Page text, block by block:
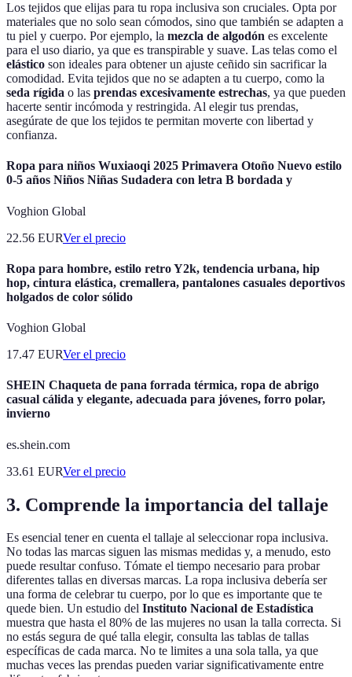
Los tejidos que elijas para tu ropa inclusiva son cruciales. Opta por
materiales que no solo sean cómodos, sino que también se adapten a
tu piel y cuerpo. Por ejemplo, la mezcla de algodón es excelente
para el uso diario, ya que es transpirable y suave. Las telas como el
elástico son ideales para obtener un ajuste ceñido sin sacrificar la
comodidad. Evita tejidos que no se adapten a tu cuerpo, como la
seda rígida o las prendas excesivamente estrechas, ya que pueden
hacerte sentir incómoda y restringida. Al elegir tus prendas,
asegúrate de que los tejidos te permitan moverte con libertad y
confianza.
Ropa para niños Wuxiaoqi 2025 Primavera Otoño Nuevo estilo
0-5 años Niños Niñas Sudadera con letra B bordada y
Voghion Global
22.56 EURVer el precio
Ropa para hombre, estilo retro Y2k, tendencia urbana, hip
hop, cintura elástica, cremallera, pantalones casuales deportivos
holgados de color sólido
Voghion Global
17.47 EURVer el precio
SHEIN Chaqueta de pana forrada térmica, ropa de abrigo
casual cálida y elegante, adecuada para jóvenes, forro polar,
invierno
es.shein.com
33.61 EURVer el precio
3. Comprende la importancia del tallaje
Es esencial tener en cuenta el tallaje al seleccionar ropa inclusiva.
No todas las marcas siguen las mismas medidas y, a menudo, esto
puede resultar confuso. Tómate el tiempo necesario para probar
diferentes tallas en diversas marcas. La ropa inclusiva debería ser
una forma de celebrar tu cuerpo, por lo que es importante que te
quede bien. Un estudio del Instituto Nacional de Estadística
muestra que hasta el 80% de las mujeres no usan la talla correcta. Si
no estás segura de qué talla elegir, consulta las tablas de tallas
específicas de cada marca. No te limites a una sola talla, ya que
muchas veces las prendas pueden variar significativamente entre